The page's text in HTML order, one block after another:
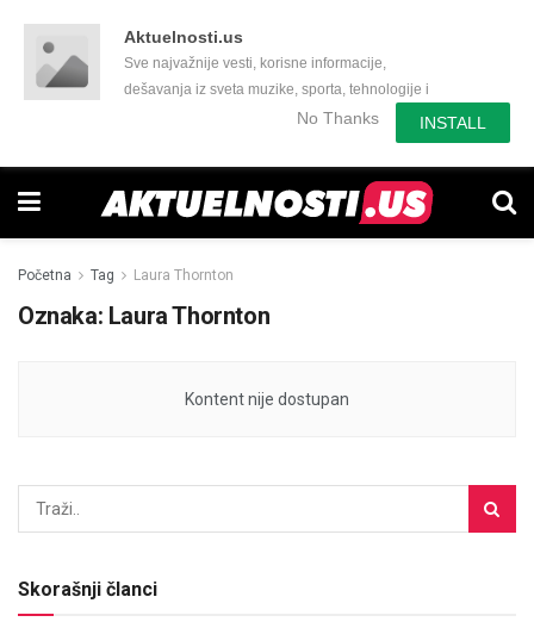
Aktuelnosti.us
Sve najvažnije vesti, korisne informacije,
dešavanja iz sveta muzike, sporta, tehnologije i
još mnogo toga zanimljivog.No Thanks INSTALL
Početna Tag Laura Thornton
Oznaka: Laura Thornton
Kontent nije dostupan
Skorašnji članci